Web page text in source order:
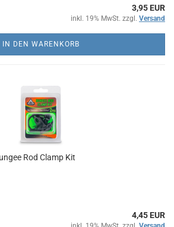
3,95 EUR
inkl. 19% MwSt. zzgl. Versand
IN DEN WARENKORB
Rod Clamp Kit
4,45 EUR